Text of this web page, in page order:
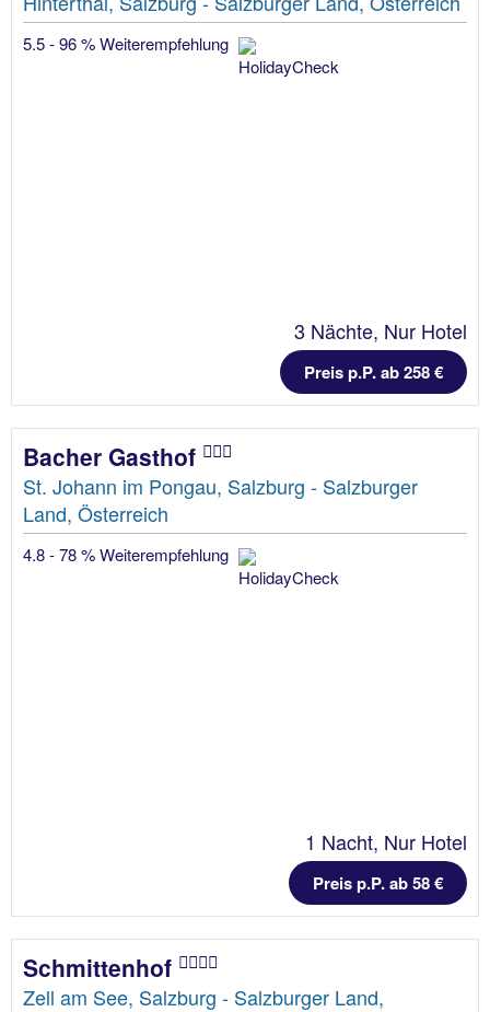
5.5 - 96 % Weiterempfehlung
3 Nächte, Nur Hotel
Preis p.P. ab 258 €
Bacher Gasthof
St. Johann im Pongau, Salzburg - Salzburger
Land, Österreich
4.8 - 78 % Weiterempfehlung
1 Nacht, Nur Hotel
Preis p.P. ab 58 €
Schmittenhof
Zell am See, Salzburg - Salzburger Land,